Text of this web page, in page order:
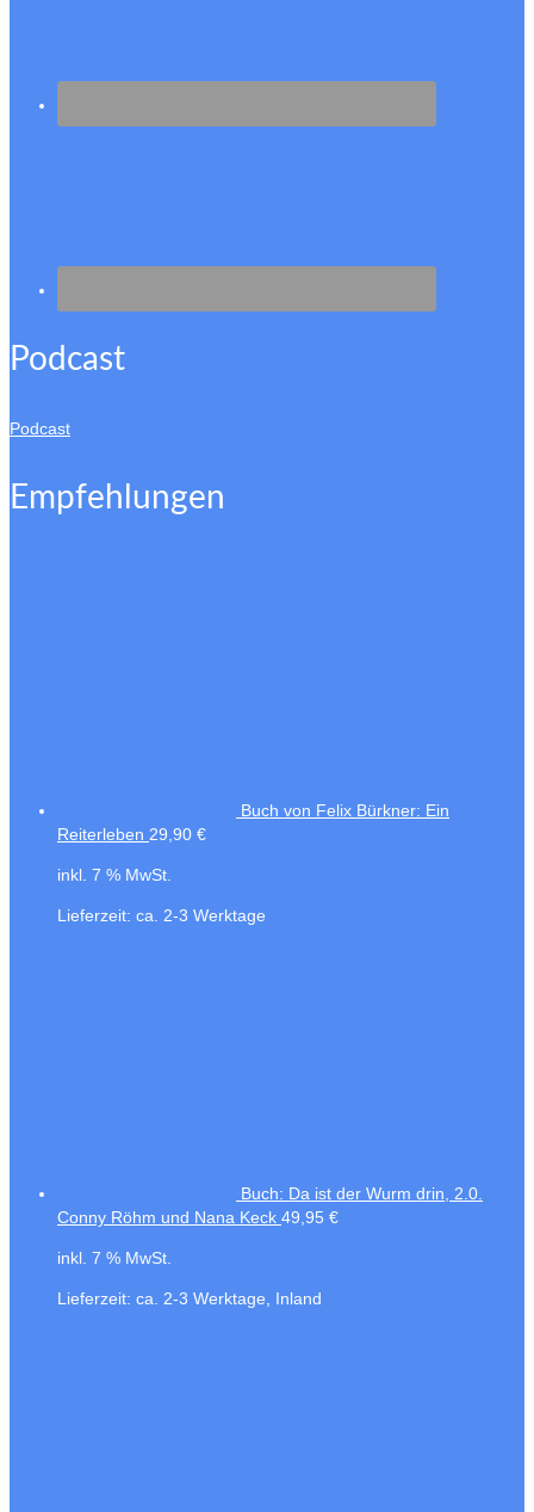
Podcast
Podcast
Empfehlungen
Buch von Felix Bürkner: Ein
Reiterleben 29,90 €
inkl. 7 % MwSt.
Lieferzeit: ca. 2-3 Werktage
Buch: Da ist der Wurm drin, 2.0.
Conny Röhm und Nana Keck 49,95 €
inkl. 7 % MwSt.
Lieferzeit: ca. 2-3 Werktage, Inland